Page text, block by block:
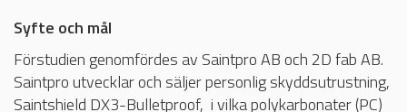
Syfte och mål
Förstudien genomfördes av Saintpro AB och 2D fab AB.
Saintpro utvecklar och säljer personlig skyddsutrustning,
Saintshield DX3-Bulletproof, i vilka polykarbonater (PC)